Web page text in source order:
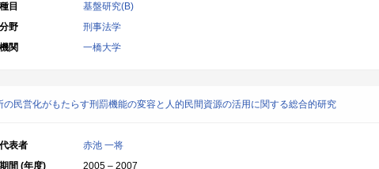
目
基盤研究(B)
野
刑事法学
関
一橋大学
の民営化がもたらす刑罰機能の変容と人的民間資源の活用に関する総合的研究
表者
赤池 一将
間 (年度)
2005 – 2007